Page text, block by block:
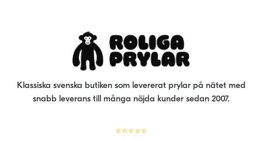
Klassiska svenska butiken som levererat prylar på nätet med
snabb leverans till många nöjda kunder sedan 2007.
⭐⭐⭐⭐⭐